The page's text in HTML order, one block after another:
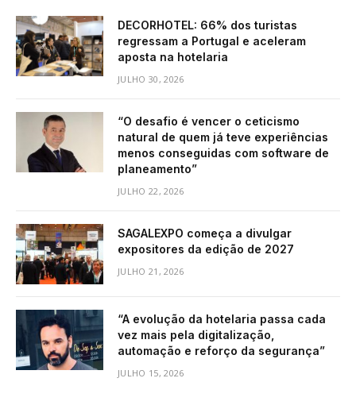
DECORHOTEL: 66% dos turistas
regressam a Portugal e aceleram
aposta na hotelaria
JULHO 30, 2026
“O desafio é vencer o ceticismo
natural de quem já teve experiências
menos conseguidas com software de
planeamento”
JULHO 22, 2026
SAGALEXPO começa a divulgar
expositores da edição de 2027
JULHO 21, 2026
“A evolução da hotelaria passa cada
vez mais pela digitalização,
automação e reforço da segurança”
JULHO 15, 2026